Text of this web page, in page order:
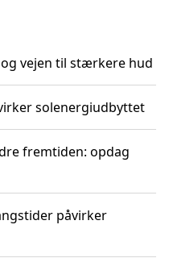
vejen til stærkere hud
solenergiudbyttet
fremtiden: opdag
påvirker